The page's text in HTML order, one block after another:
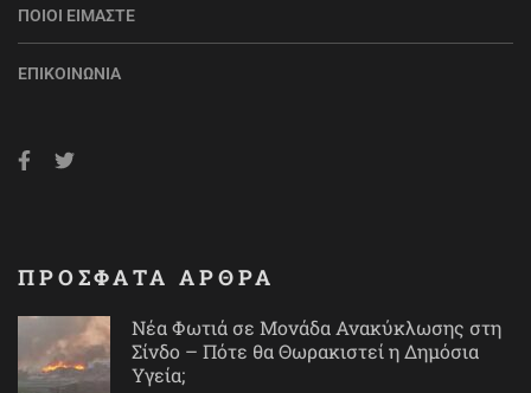
ΠΟΙΟΙ ΕΊΜΑΣΤΕ
ΕΠΙΚΟΙΝΩΝΊΑ
ΠΡΟΣΦΑΤΑ ΑΡΘΡΑ
Νέα Φωτιά σε Μονάδα Ανακύκλωσης στη
Σίνδο – Πότε θα Θωρακιστεί η Δημόσια
Υγεία;